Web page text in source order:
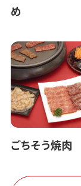
め
ごちそう焼肉